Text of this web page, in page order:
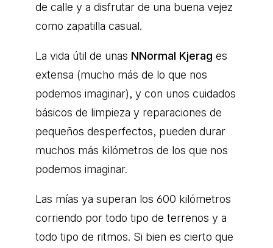
de calle y a disfrutar de una buena vejez
como zapatilla casual.
La vida útil de unas NNormal Kjerag es
extensa (mucho más de lo que nos
podemos imaginar), y con unos cuidados
básicos de limpieza y reparaciones de
pequeños desperfectos, pueden durar
muchos más kilómetros de los que nos
podemos imaginar.
Las mías ya superan los 600 kilómetros
corriendo por todo tipo de terrenos y a
todo tipo de ritmos. Si bien es cierto que